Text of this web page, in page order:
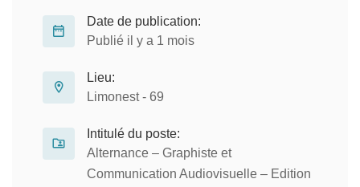
Date de publication:
Publié il y a 1 mois
Lieu:
Limonest - 69
Intitulé du poste:
Alternance – Graphiste et
Communication Audiovisuelle – Edition